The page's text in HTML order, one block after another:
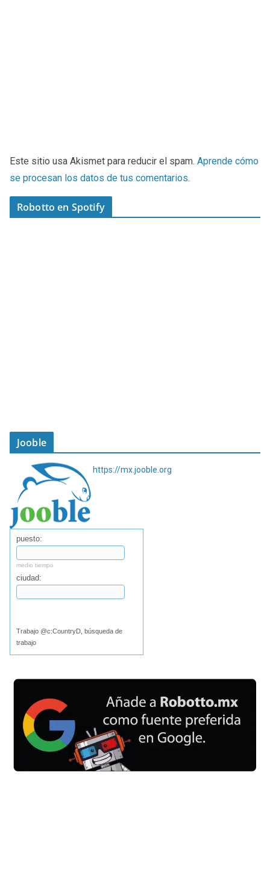
Este sitio usa Akismet para reducir el spam. Aprende cómo
se procesan los datos de tus comentarios.
Robotto en Spotify
Jooble
https://mx.jooble.org
puesto:
medio tiempo
ciudad:
Trabajo @c:CountryD, búsqueda de
trabajo